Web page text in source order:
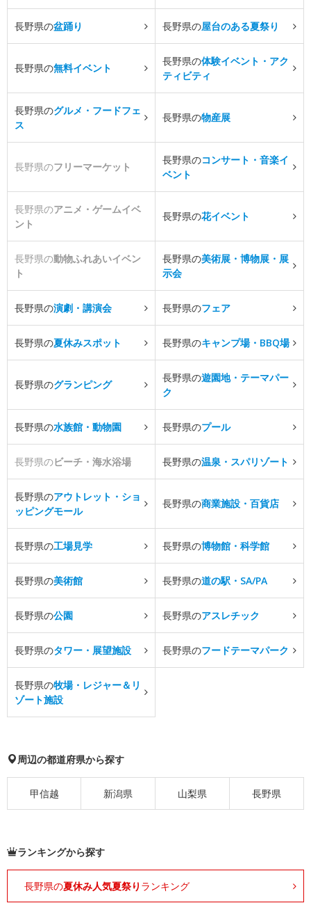
長野県の盆踊り 長野県の屋台のある夏祭り
長野県の無料イベント
長野県の体験イベント・アク
ティビティ
長野県のグルメ・フードフェ
ス
長野県の物産展
長野県のフリーマーケット
長野県のコンサート・音楽イ
ベント
長野県のアニメ・ゲームイベ
ント
長野県の花イベント
長野県の動物ふれあいイベン
ト
長野県の美術展・博物展・展
示会
長野県の演劇・講演会 長野県のフェア
長野県の夏休みスポット 長野県のキャンプ場・BBQ場
長野県のグランピング
長野県の遊園地・テーマパー
ク
長野県の水族館・動物園 長野県のプール
長野県のビーチ・海水浴場 長野県の温泉・スパリゾート
長野県のアウトレット・ショ
ッピングモール
長野県の商業施設・百貨店
長野県の工場見学 長野県の博物館・科学館
長野県の美術館 長野県の道の駅・SA/PA
長野県の公園 長野県のアスレチック
長野県のタワー・展望施設 長野県のフードテーマパーク
長野県の牧場・レジャー＆リ
ゾート施設
周辺の都道府県から探す
甲信越 新潟県 山梨県 長野県
ランキングから探す
長野県の夏休み人気夏祭り ランキング